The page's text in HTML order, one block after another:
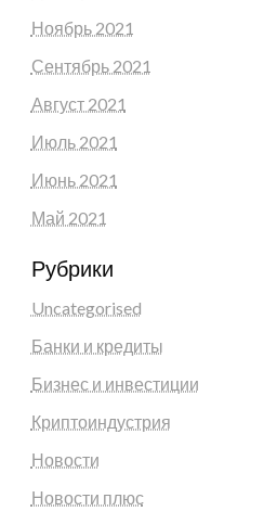
Ноябрь 2021
Сентябрь 2021
Август 2021
Июль 2021
Июнь 2021
Май 2021
Рубрики
Uncategorised
Банки и кредиты
Бизнес и инвестиции
Криптоиндустрия
Новости
Новости плюс